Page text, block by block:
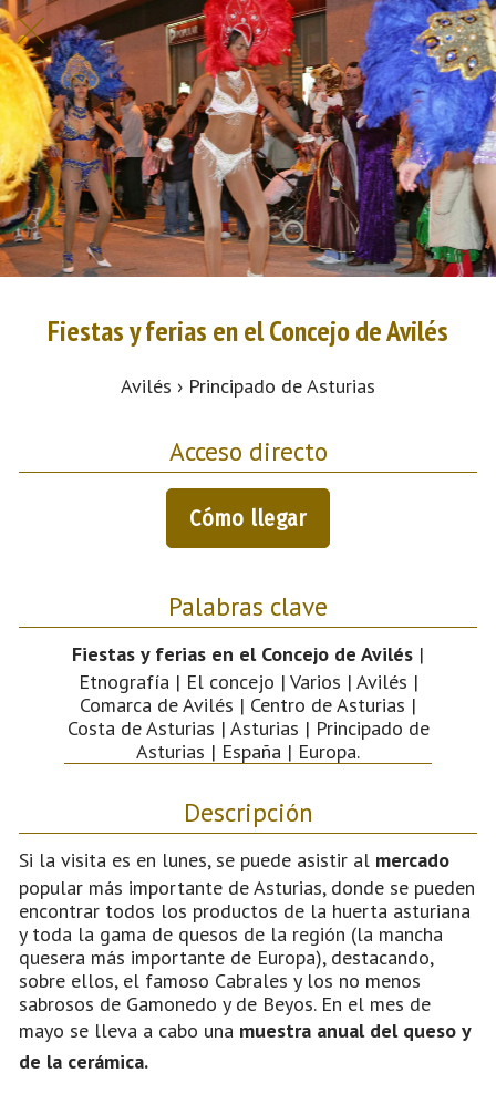
Fiestas y ferias en el Concejo de Avilés
Avilés › Principado de Asturias
Acceso directo
Cómo llegar
Palabras clave
Fiestas y ferias en el Concejo de Avilés |
Etnografía | El concejo | Varios | Avilés |
Comarca de Avilés | Centro de Asturias |
Costa de Asturias | Asturias | Principado de
Asturias | España | Europa.
Descripción
Si la visita es en lunes, se puede asistir al mercado
popular más importante de Asturias, donde se pueden
encontrar todos los productos de la huerta asturiana
y toda la gama de quesos de la región (la mancha
quesera más importante de Europa), destacando,
sobre ellos, el famoso Cabrales y los no menos
sabrosos de Gamonedo y de Beyos. En el mes de
mayo se lleva a cabo una muestra anual del queso y
de la cerámica.